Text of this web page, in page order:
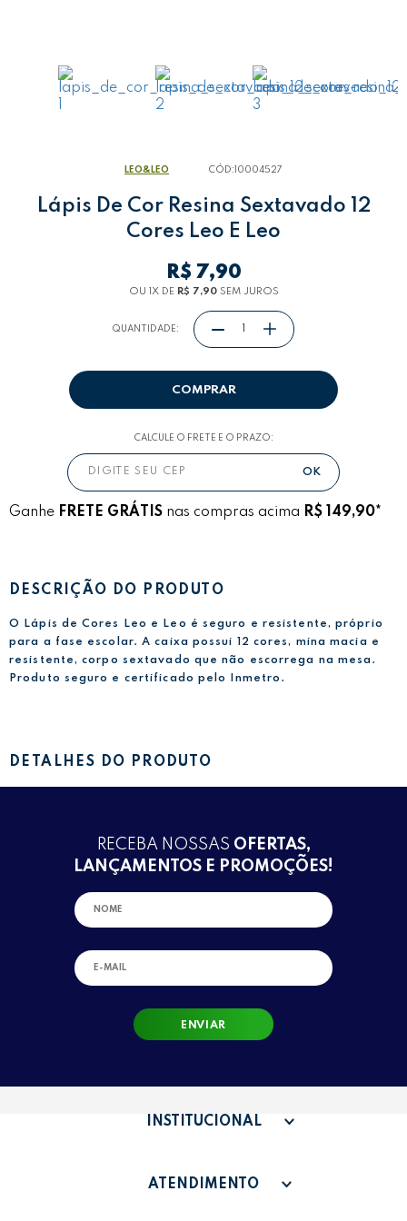
LEO&LEO CÓD: 10004527
Lápis De Cor Resina Sextavado 12
Cores Leo E Leo
R$ 7,90
OU 1XDE R$ 7,90SEM JUROS
QUANTIDADE:
COMPRAR
CALCULE O FRETE E O PRAZO:
Ganhe FRETE GRÁTIS nas compras acima R$ 149,90*
DESCRIÇÃO DO PRODUTO
O Lápis de Cores Leo e Leo é seguro e resistente, próprio
para a fase escolar. A caixa possui 12 cores, mina macia e
resistente, corpo sextavado que não escorrega na mesa.
Produto seguro e certificado pelo Inmetro.
DETALHES DO PRODUTO
RECEBA NOSSAS OFERTAS,
LANÇAMENTOS E PROMOÇÕES!
ENVIAR
INSTITUCIONAL
QUEM SOMOS
ATENDIMENTO